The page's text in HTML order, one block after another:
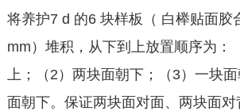
将养护7 d 的6 块样板（ 白榉贴面胶
mm）堆积，从下到上放置顺序为：
上；（2）两块面朝下；（3）一块
面朝下。保证两块面对面、两块面